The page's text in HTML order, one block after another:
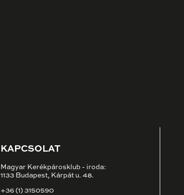
KAPCSOLAT
Magyar Kerékpárosklub - iroda:
1133 Budapest, Kárpát u. 48.
+36 (1) 3150590